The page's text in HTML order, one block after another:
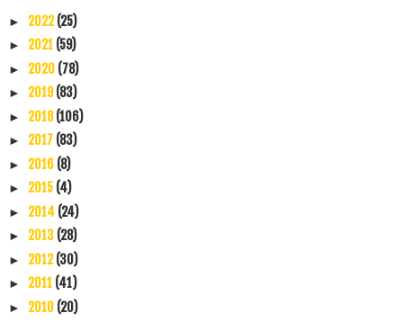
► 2022(25)
► 2021 (59)
► 2020 (78)
► 2019(83)
► 2018(106)
► 2017 (83)
► 2016 (8)
► 2015 (4)
► 2014 (24)
► 2013 (28)
► 2012(30)
► 2011 (41)
► 2010 (20)